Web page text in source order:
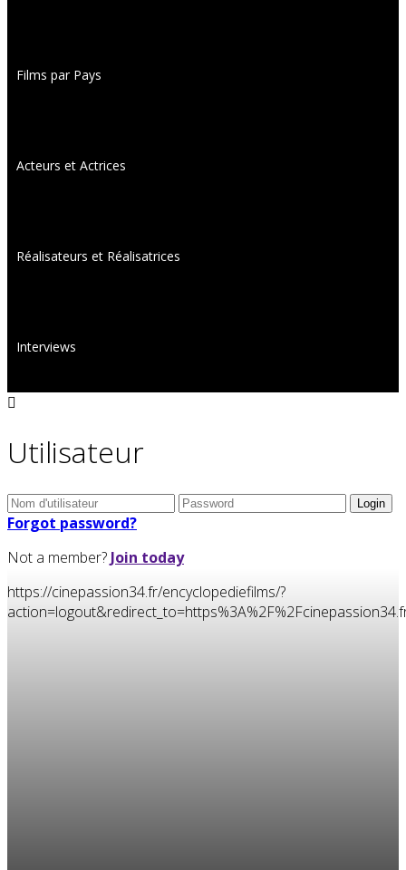
Films par Pays
Acteurs et Actrices
Réalisateurs et Réalisatrices
Interviews
Utilisateur
Forgot password?
Not a member? Join today
https://cinepassion34.fr/encyclopediefilms/?